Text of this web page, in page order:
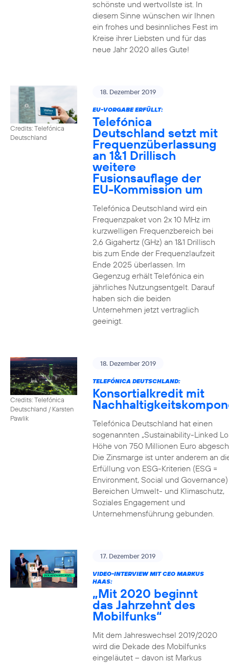
schönste und wertvollste ist. In
diesem Sinne wünschen wir Ihnen
ein frohes und besinnliches Fest im
Kreise ihrer Liebsten und für das
neue Jahr 2020 alles Gute!
Credits: Telefónica
Deutschland
18. Dezember 2019
EU-VORGABE ERFÜLLT:
Telefónica
Deutschland setzt mit
Frequenzüberlassung
an 1&1 Drillisch
weitere
Fusionsauflage der
EU-Kommission um
Telefónica Deutschland wird ein
Frequenzpaket von 2x 10 MHz im
kurzwelligen Frequenzbereich bei
2,6 Gigahertz (GHz) an 1&1 Drillisch
bis zum Ende der Frequenzlaufzeit
Ende 2025 überlassen. Im
Gegenzug erhält Telefónica ein
jährliches Nutzungsentgelt. Darauf
haben sich die beiden
Unternehmen jetzt vertraglich
geeinigt.
Credits: Telefónica
Deutschland / Karsten
Pawlik
18. Dezember 2019
TELEFÓNICA DEUTSCHLAND:
Konsortialkredit mit
Telefónica Deutschland hat einen
sogenannten „Sustainability-Linked
Höhe von 750 Millionen Euro
Die Zinsmarge ist unter anderem an
Erfüllung von ESG-Kriterien (ESG =
Environment, Social und
Bereichen Umwelt- und Klimaschutz,
Soziales Engagement und
Unternehmensführung gebunden.
17. Dezember 2019
VIDEO-INTERVIEW MIT CEO MARKUS
HAAS:
„Mit 2020 beginnt
das Jahrzehnt des
Mobilfunks“
Mit dem Jahreswechsel 2019/2020
wird die Dekade des Mobilfunks
eingeläutet – davon ist Markus